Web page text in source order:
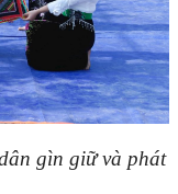
gìn giữ và phát